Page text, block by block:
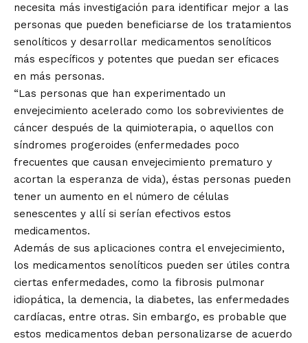
necesita más investigación para identificar mejor a las
personas que pueden beneficiarse de los tratamientos
senolíticos y desarrollar medicamentos senolíticos
más específicos y potentes que puedan ser eficaces
en más personas.
“Las personas que han experimentado un
envejecimiento acelerado como los sobrevivientes de
cáncer después de la quimioterapia, o aquellos con
síndromes progeroides (enfermedades poco
frecuentes que causan envejecimiento prematuro y
acortan la esperanza de vida), éstas personas pueden
tener un aumento en el número de células
senescentes y allí si serían efectivos estos
medicamentos.
Además de sus aplicaciones contra el envejecimiento,
los medicamentos senolíticos pueden ser útiles contra
ciertas enfermedades, como la fibrosis pulmonar
idiopática, la demencia, la diabetes, las enfermedades
cardíacas, entre otras. Sin embargo, es probable que
estos medicamentos deban personalizarse de acuerdo